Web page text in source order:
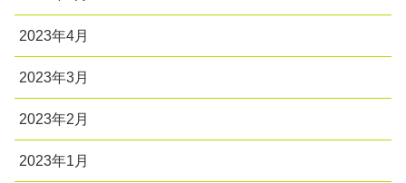
2023年4月
2023年3月
2023年2月
2023年1月